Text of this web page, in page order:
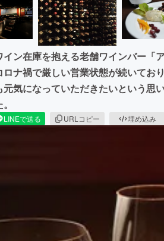
ン在庫を抱える老舗ワインバー「
ナ禍で厳しい営業状態が続いてお
気になっていただきたいという思
LINEで送る URLコピー 埋め込み